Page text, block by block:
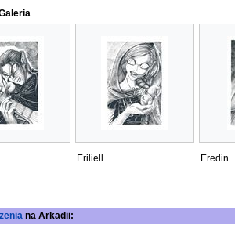
Eriliell Eredin
na Arkadii: